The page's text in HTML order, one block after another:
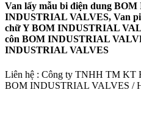
Van lấy mẫu bi điện dung
INDUSTRIAL VALVES, Van
chữ Y BOM INDUSTRIAL
côn BOM INDUSTRIAL
INDUSTRIAL VALVES
Liên hệ : Công ty TNHH TM KT
BOM INDUSTRIAL VALVES /